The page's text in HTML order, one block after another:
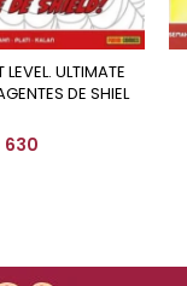
DE SHIEL
630